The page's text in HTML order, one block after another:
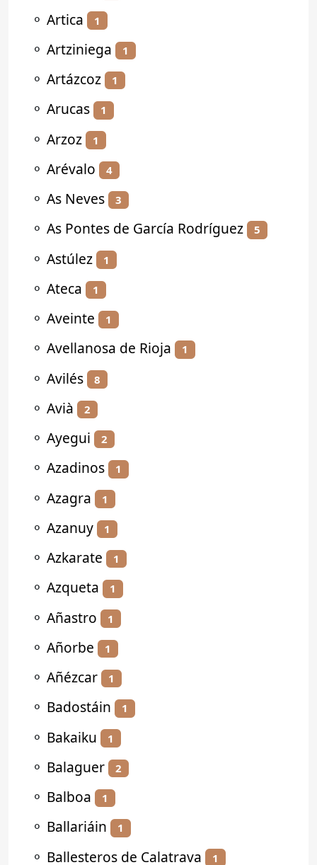
⚬ Artica 1
⚬ Artziniega 1
⚬ Artázcoz 1
⚬ Arucas 1
⚬ Arzoz 1
⚬ Arévalo 4
⚬ As Neves 3
⚬ As Pontes de García Rodríguez 5
⚬ Astúlez 1
⚬ Ateca 1
⚬ Aveinte 1
⚬ Avellanosa de Rioja 1
⚬ Avilés 8
⚬ Avià 2
⚬ Ayegui 2
⚬ Azadinos 1
⚬ Azagra 1
⚬ Azanuy 1
⚬ Azkarate 1
⚬ Azqueta 1
⚬ Añastro 1
⚬ Añorbe 1
⚬ Añézcar 1
⚬ Badostáin 1
⚬ Bakaiku 1
⚬ Balaguer 2
⚬ Balboa 1
⚬ Ballariáin 1
⚬ Ballesteros de Calatrava 1